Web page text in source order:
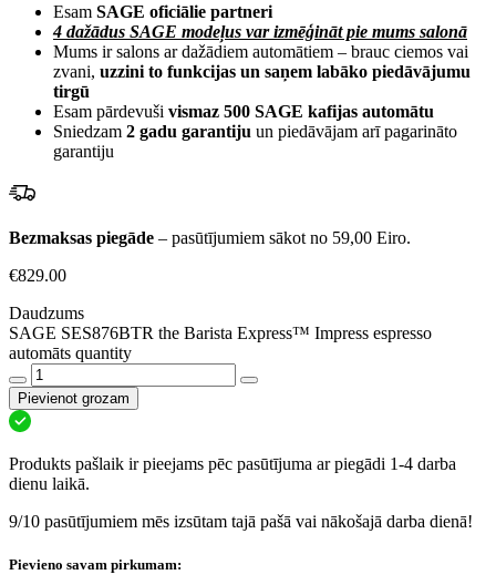
Esam SAGE oficiālie partneri
4 dažādus SAGE modeļus var izmēģināt pie mums salonā
Mums ir salons ar dažādiem automātiem – brauc ciemos vai
zvani, uzzini to funkcijas un saņem labāko piedāvājumu
tirgū
Esam pārdevuši vismaz 500 SAGE kafijas automātu
Sniedzam 2 gadu garantiju un piedāvājam arī pagarināto
garantiju
Bezmaksas piegāde – pasūtījumiem sākot no 59,00 Eiro.
€829.00
Daudzums
SAGE SES876BTR the Barista Express™ Impress espresso
automāts quantity
Pievienot grozam
Produkts pašlaik ir pieejams pēc pasūtījuma ar piegādi 1-4 darba
dienu laikā.
9/10 pasūtījumiem mēs izsūtam tajā pašā vai nākošajā darba dienā!
Pievieno savam pirkumam: